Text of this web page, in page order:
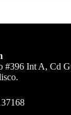
#396 Int A, Cd